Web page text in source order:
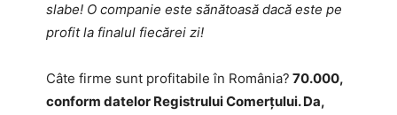
slabe! O companie este sănătoasă dacă este pe
profit la finalul fiecărei zi!
Câte firme sunt profitabile în România? 70.000,
conform datelor Registrului Comerțului. Da,